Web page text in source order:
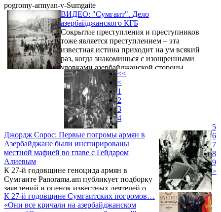
pogromy-armyan-v-Sumgaite
ВИДЕО: "Сумгаит". Дело
азербайджанского КГБ
Сокрытие преступления и преступников
тоже является преступлением – эта
известная истина приходит на ум всякий
раз, когда знакомишься с изощренными
уловками азербайджанской стороны,
нацеленными на то, чтобы сбросить с себя
вину за чудовищные преступления в
Сумгаите 27-29 февраля 1988 года. По мере
появления новых свидетельств,
подробностей, документов и фактов о
"сумгаите" в Баку на самом высоком уровне
предпринимают все более масштабные и
оттого более обреченные попытки грубо
сфальсифицировать ...
Джордж Сорос: Первые погромы армян в
Азербайджане были инспирированы
местной мафией во главе с Гейдаром
Алиевым
К 27-й годовщине геноцида армян в
Сумгаите Panorama.am публикует подборку
заявлений и оценок известных деятелей о
«сумгаите». Источники и материалы
полностью размещены на сайте
К 27-й годовщине Сумгаитских погромов…
«Они все кричали на азербайджанском
<<
<
1
2
3
4
5
6
7
8
9
>